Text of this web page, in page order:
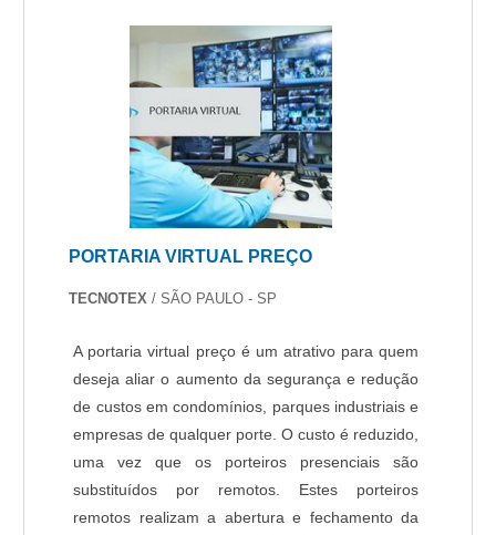
PORTARIA VIRTUAL PREÇO
TECNOTEX / SÃO PAULO - SP
A portaria virtual preço é um atrativo para quem
deseja aliar o aumento da segurança e redução
de custos em condomínios, parques industriais e
empresas de qualquer porte. O custo é reduzido,
uma vez que os porteiros presenciais são
substituídos por remotos. Estes porteiros
remotos realizam a abertura e fechamento da